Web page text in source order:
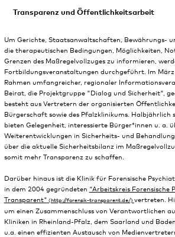
Transparenz und Öffentlichkeitsarbeit
Um Gerichte, Staatsanwaltschaften, Bewährungs-
die therapeutischen Bedingungen, Möglichkeiten,
Grenzen des Maßregelvollzuges zu informieren,
Fortbildungsveranstaltungen durchgeführt. Im
Rahmen umfangreicher, regionaler
Beirat, die Projektgruppe "Dialog und Sicherheit",
besteht aus Vertretern der organisierten
Bürgerschaft sowie des Pfalzklinikums. Halbjährlich
bieten Gelegenheit, interessierte Bürger*innen u. a.
Weiterentwicklungen in Sicherheits- und
über die aktuelle Sicherheitsbilanz im
somit mehr Transparenz zu schaffen.
Darüber hinaus ist die Klinik für Forensische
in dem 2004 gegründeten "Arbeitskreis Forensische
Transparent"
vertreten.
um einen Zusammenschluss von Verantwortlichen
Kliniken in Rheinland-Pfalz, dem Saarland und
u.a. einen effizienten Austausch von